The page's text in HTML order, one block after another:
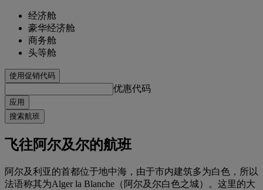
经济舱
豪华经济舱
商务舱
头等舱
使用促销代码
优惠代码
应用
搜索航班
飞往阿尔及尔的航班
阿尔及利亚的首都位于地中海，由于市内建筑多为白色，所以
法语称其为Alger la Blanche（阿尔及尔白色之城）。这里的大